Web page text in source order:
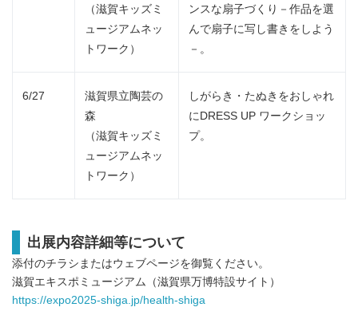
（滋賀キッズミ
ュージアムネッ
トワーク）
ンスな扇子づくり－作品を選
んで扇子に写し書きをしよう
－。
6/27
滋賀県立陶芸の
森
（滋賀キッズミ
ュージアムネッ
トワーク）
しがらき・たぬきをおしゃれ
にDRESS UP ワークショッ
プ。
出展内容詳細等について
添付のチラシまたはウェブページを御覧ください。
滋賀エキスポミュージアム（滋賀県万博特設サイト）
https://expo2025-shiga.jp/health-shiga